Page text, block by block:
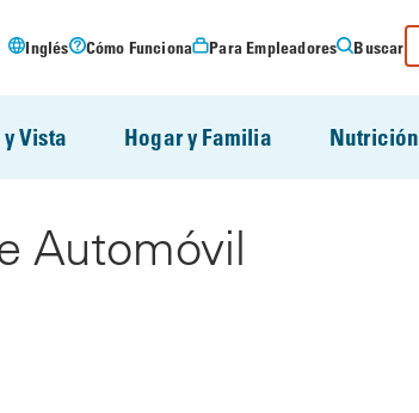
Inglés Cómo Funciona Para Empleadores Buscar
Vista Hogar y Familia Nutrición
Automóvil